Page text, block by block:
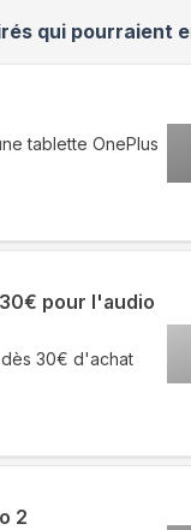
qui pourraient
tablette OnePlus
pour l'audio
30€ d'achat
2